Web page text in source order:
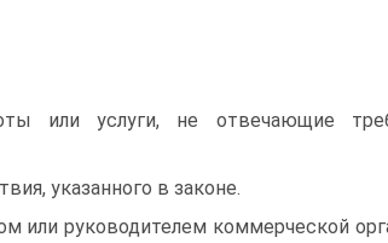
или услуги, не отвечающие
указанного в законе.
или руководителем коммерческой